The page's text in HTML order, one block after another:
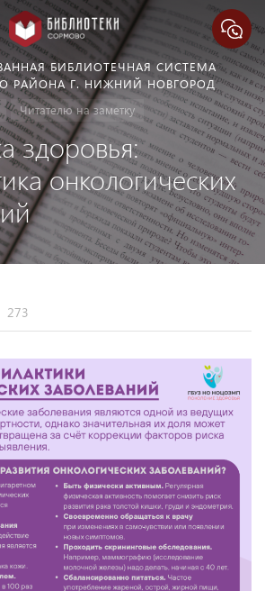
БИБЛИОТЕЧНАЯ СИСТЕМА
РАЙОНА Г. НИЖНИЙ НОВГОРОД
Читателю на заметку
здоровья:
онкологических
273